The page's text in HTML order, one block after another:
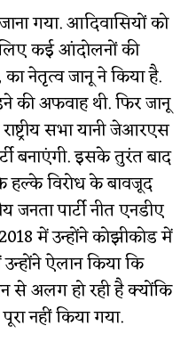
गया. आदिवासियों को
कई आंदोलनों की
नेतृत्व जानू ने किया है.
की अफवाह थी. फिर जानू
सभा यानी जेआरएस
बनाएंगी. इसके तुरंत बाद
विरोध के बावजूद
जनता पार्टी नीत एनडीए
में उन्होंने कोझीकोड में
ऐलान किया कि
से अलग हो रही है क्योंकि
नहीं किया गया.